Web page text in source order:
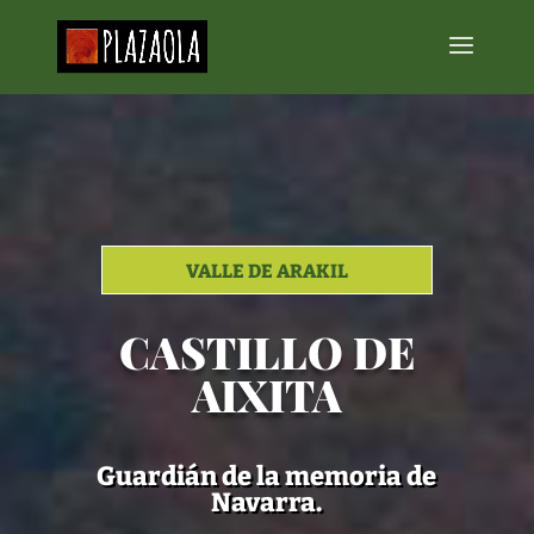
VALLE DE ARAKIL
CASTILLO DE
AIXITA
Guardián de la memoria de
Navarra.